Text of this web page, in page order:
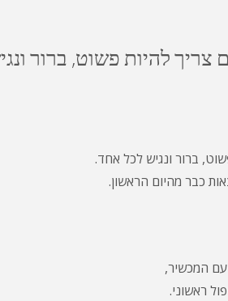
צריך להיות פשוט, ברור
ברור ונגיש לכל אחד.
כבר מהיום הראשון.
עם המכשיר,
ראשוני.